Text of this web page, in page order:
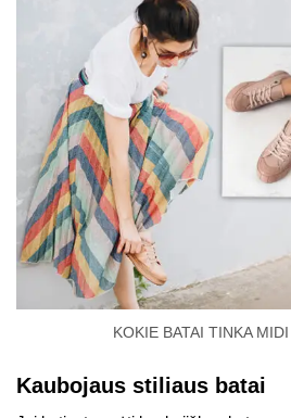
KOKIE BATAI TINKA
Kaubojaus stiliaus batai